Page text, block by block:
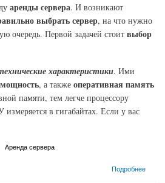
аренды сервера. И возникают
выбрать сервер, на что нужно
очередь. Первой задачей стоит выбор
характеристики. Ими
мощность, а также оперативная память
памяти, тем легче процессору
в гигабайтах. Если у вас
Аренда сервера
Подробнее